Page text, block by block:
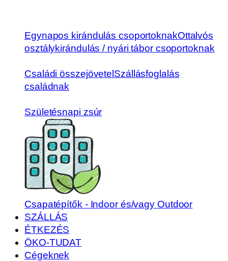
Egynapos kirándulás csoportoknakOttalvós
osztálykirándulás / nyári tábor csoportoknak
Családi összejövetelSzállásfoglalás
családnak
Születésnapi zsúr
Csapatépítők - Indoor és/vagy Outdoor
SZÁLLÁS
ÉTKEZÉS
ÖKO-TUDAT
Cégeknek